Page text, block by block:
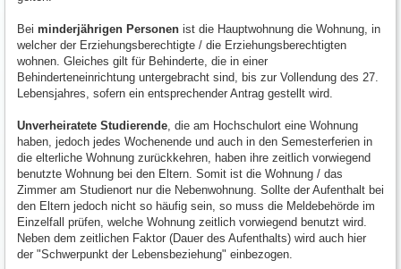
Bei minderjährigen Personen ist die Hauptwohnung die Wohnung, in
welcher der Erziehungsberechtigte / die Erziehungsberechtigten
wohnen. Gleiches gilt für Behinderte, die in einer
Behinderteneinrichtung untergebracht sind, bis zur Vollendung des 27.
Lebensjahres, sofern ein entsprechender Antrag gestellt wird.
Unverheiratete Studierende , die am Hochschulort eine Wohnung
haben, jedoch jedes Wochenende und auch in den Semesterferien in
die elterliche Wohnung zurückkehren, haben ihre zeitlich vorwiegend
benutzte Wohnung bei den Eltern. Somit ist die Wohnung / das
Zimmer am Studienort nur die Nebenwohnung. Sollte der Aufenthalt bei
den Eltern jedoch nicht so häufig sein, so muss die Meldebehörde im
Einzelfall prüfen, welche Wohnung zeitlich vorwiegend benutzt wird.
Neben dem zeitlichen Faktor (Dauer des Aufenthalts) wird auch hier
der "Schwerpunkt der Lebensbeziehung" einbezogen.